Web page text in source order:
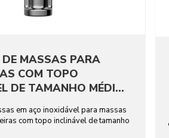
MASSAS PARA
COM TOPO
DE TAMANHO MÉDIO
em aço inoxidável para massas
com topo inclinável de tamanho